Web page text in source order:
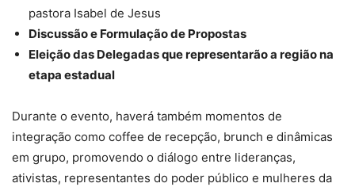
pastora Isabel de Jesus
Discussão e Formulação de Propostas
Eleição das Delegadas que representarão a região na
etapa estadual
Durante o evento, haverá também momentos de
integração como coffee de recepção, brunch e dinâmicas
em grupo, promovendo o diálogo entre lideranças,
ativistas, representantes do poder público e mulheres da